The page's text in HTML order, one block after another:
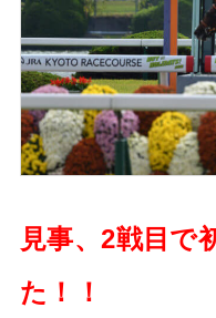
見事、2戦目で
た！！